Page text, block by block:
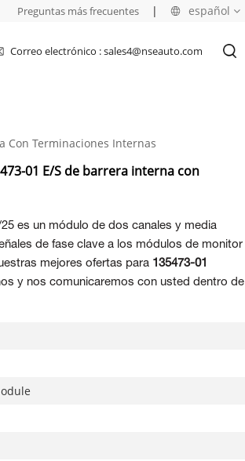
español
русский
العربية
Preguntas más frecuentes |
Correo electrónico : sales4@nseauto.com
Con Terminaciones Internas
01 E/S de barrera interna con
es un módulo de dos canales y media
de fase clave a los módulos de monitor
mejores ofertas para135473-01
y nos comunicaremos con usted dentro de